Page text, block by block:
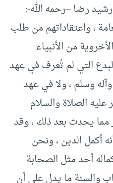
رضا –رحمه الله-:
، واعتقاداتهم من طلب
من الأنبياء
التي لم تُعرف في عهد
وسلم ، ولا في عهد
عليه الصلاة والسلام
مما يحدث بعد ذلك ، وقد
أكمل الدين ، ونحن
أحد مثل الصحابة
والسنة ما يدل على أن